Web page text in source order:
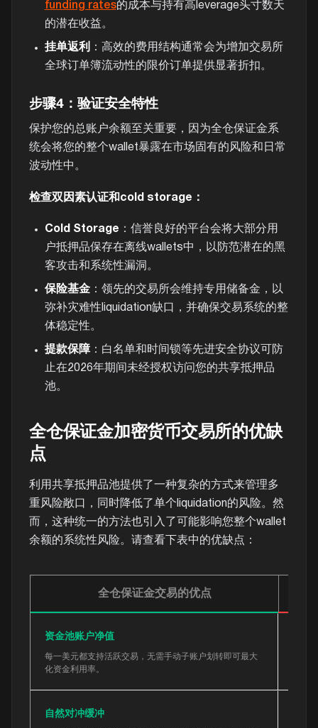
funding rates的成本与持有高leverage头寸数天
的潜在收益。
挂单返利
：高效的费用结构通常会为增加交易所
全球订单簿流动性的限价订单提供显著折扣。
步骤4：验证安全特性
保护您的总账户余额至关重要，因为全仓保证金系
统会将您的整个wallet暴露在市场固有的风险和日常
波动性中。
检查双因素认证和cold storage：
Cold Storage ：信誉良好的平台会将大部分用
户抵押品保存在离线wallets中，以防范潜在的黑
客攻击和系统性漏洞。
保险基金：领先的交易所会维持专用储备金，以
弥补灾难性liquidation缺口，并确保交易系统的整
体稳定性。
提款保障：白名单和时间锁等先进安全协议可防
止在2026年期间未经授权访问您的共享抵押品
池。
全仓保证金加密货币交易所的优缺
点
利用共享抵押品池提供了一种复杂的方式来管理多
重风险敞口，同时降低了单个liquidation的风险。然
而，这种统一的方法也引入了可能影响您整个wallet
余额的系统性风险。请查看下表中的优缺点：
全仓保证金交易的优点
资金池账户净值
每一美元都支持活跃交易，无需手动子账户划转即可最大
化资金利用率。
自然对冲缓冲